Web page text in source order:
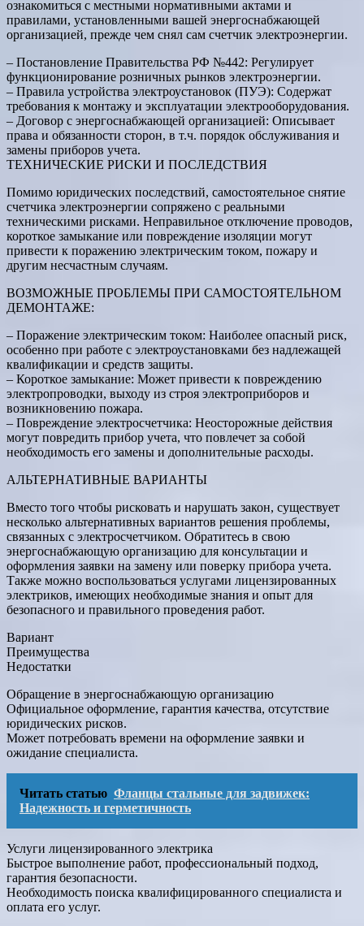
ознакомиться с местными нормативными актами и
правилами, установленными вашей энергоснабжающей
организацией, прежде чем снял сам счетчик электроэнергии.
– Постановление Правительства РФ №442: Регулирует
функционирование розничных рынков электроэнергии.
– Правила устройства электроустановок (ПУЭ): Содержат
требования к монтажу и эксплуатации электрооборудования.
– Договор с энергоснабжающей организацией: Описывает
права и обязанности сторон, в т.ч. порядок обслуживания и
замены приборов учета.
ТЕХНИЧЕСКИЕ РИСКИ И ПОСЛЕДСТВИЯ
Помимо юридических последствий, самостоятельное снятие
счетчика электроэнергии сопряжено с реальными
техническими рисками. Неправильное отключение проводов,
короткое замыкание или повреждение изоляции могут
привести к поражению электрическим током, пожару и
другим несчастным случаям.
ВОЗМОЖНЫЕ ПРОБЛЕМЫ ПРИ САМОСТОЯТЕЛЬНОМ
ДЕМОНТАЖЕ:
– Поражение электрическим током: Наиболее опасный риск,
особенно при работе с электроустановками без надлежащей
квалификации и средств защиты.
– Короткое замыкание: Может привести к повреждению
электропроводки, выходу из строя электроприборов и
возникновению пожара.
– Повреждение электросчетчика: Неосторожные действия
могут повредить прибор учета, что повлечет за собой
необходимость его замены и дополнительные расходы.
АЛЬТЕРНАТИВНЫЕ ВАРИАНТЫ
Вместо того чтобы рисковать и нарушать закон, существует
несколько альтернативных вариантов решения проблемы,
связанных с электросчетчиком. Обратитесь в свою
энергоснабжающую организацию для консультации и
оформления заявки на замену или поверку прибора учета.
Также можно воспользоваться услугами лицензированных
электриков, имеющих необходимые знания и опыт для
безопасного и правильного проведения работ.
Вариант
Преимущества
Недостатки
Обращение в энергоснабжающую организацию
Официальное оформление, гарантия качества, отсутствие
юридических рисков.
Может потребовать времени на оформление заявки и
ожидание специалиста.
Читать статью Фланцы стальные для задвижек:
Надежность и герметичность
Услуги лицензированного электрика
Быстрое выполнение работ, профессиональный подход,
гарантия безопасности.
Необходимость поиска квалифицированного специалиста и
оплата его услуг.